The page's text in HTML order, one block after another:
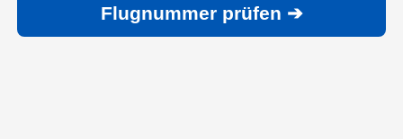
Flugnummer prüfen ➔